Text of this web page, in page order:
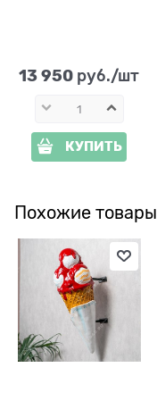
13 950 руб./шт
КУПИТЬ
Похожие товары